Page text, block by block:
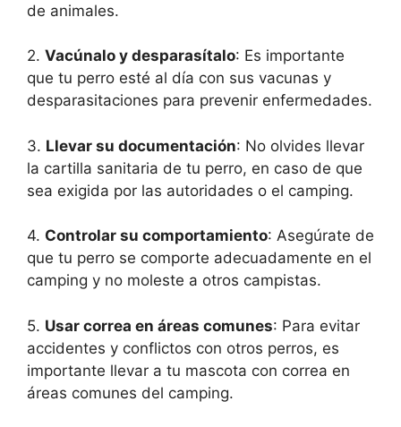
de animales.
2. Vacúnalo y desparasítalo: Es importante
que tu perro esté al día con sus vacunas y
desparasitaciones para prevenir enfermedades.
3. Llevar su documentación: No olvides llevar
la cartilla sanitaria de tu perro, en caso de que
sea exigida por las autoridades o el camping.
4. Controlar su comportamiento: Asegúrate de
que tu perro se comporte adecuadamente en el
camping y no moleste a otros campistas.
5. Usar correa en áreas comunes: Para evitar
accidentes y conflictos con otros perros, es
importante llevar a tu mascota con correa en
áreas comunes del camping.